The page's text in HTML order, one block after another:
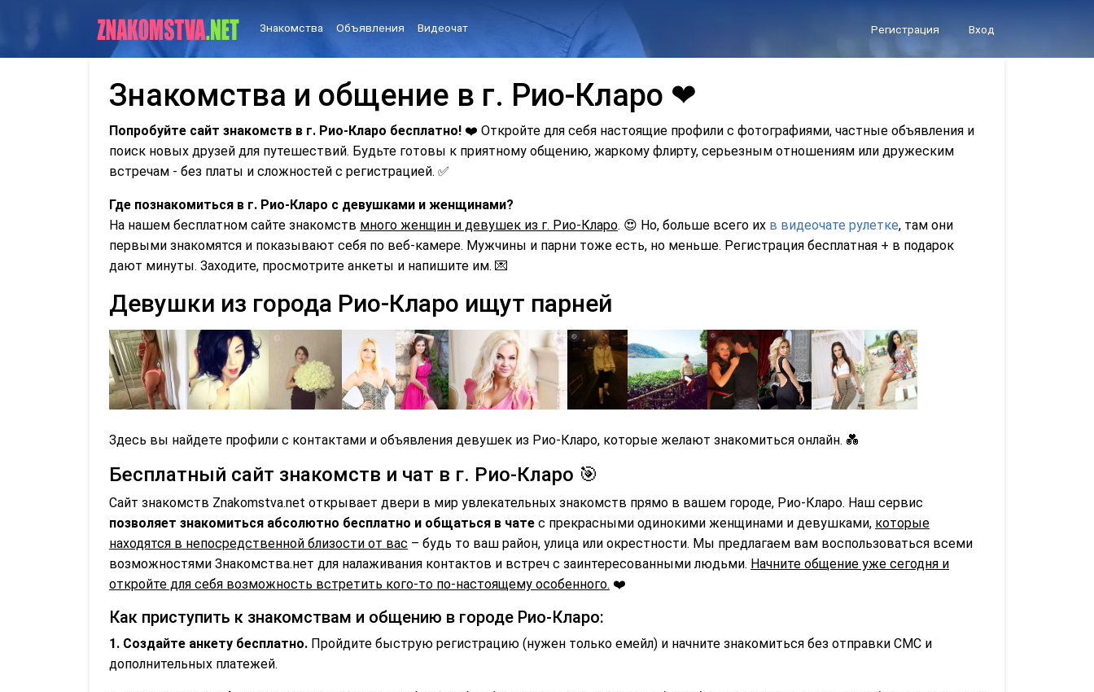
Знакомства Объявления Видеочат Регистрация Вход
Знакомства и общение в г. Рио-Кларо ❤
Попробуйте сайт знакомств в г. Рио-Кларо бесплатно! ❤️ Откройте для себя настоящие профили с фотографиями, частные объявления и
поиск новых друзей для путешествий. Будьте готовы к приятному общению, жаркому флирту, серьезным отношениям или дружеским
встречам - без платы и сложностей с регистрацией. ✅
Где познакомиться в г. Рио-Кларо с девушками и женщинами?
На нашем бесплатном сайте знакомств много женщин и девушек из г. Рио-Кларо. 😍 Но, больше всего их в видеочате рулетке, там они
первыми знакомятся и показывают себя по веб-камере. Мужчины и парни тоже есть, но меньше. Регистрация бесплатная + в подарок
дают минуты. Заходите, просмотрите анкеты и напишите им. 💌
Девушки из города Рио-Кларо ищут парней
Здесь вы найдете профили с контактами и объявления девушек из Рио-Кларо, которые желают знакомиться онлайн. 💑
Бесплатный сайт знакомств и чат в г. Рио-Кларо 🎯
Сайт знакомств Znakomstva.net открывает двери в мир увлекательных знакомств прямо в вашем городе, Рио-Кларо. Наш сервис
позволяет знакомиться абсолютно бесплатно и общаться в чате с прекрасными одинокими женщинами и девушками, которые
находятся в непосредственной близости от вас – будь то ваш район, улица или окрестности. Мы предлагаем вам воспользоваться всеми
возможностями Знакомства.нет для налаживания контактов и встреч с заинтересованными людьми. Начните общение уже сегодня и
откройте для себя возможность встретить кого-то по-настоящему особенного. ❤️
Как приступить к знакомствам и общению в городе Рио-Кларо:
1. Создайте анкету бесплатно. Пройдите быструю регистрацию (нужен только емейл) и начните знакомиться без отправки СМС и
дополнительных платежей.